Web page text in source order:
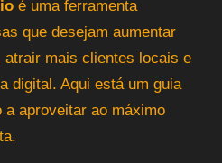
é uma ferramenta
que desejam aumentar
atrair mais clientes locais e
digital. Aqui está um guia
a aproveitar ao máximo